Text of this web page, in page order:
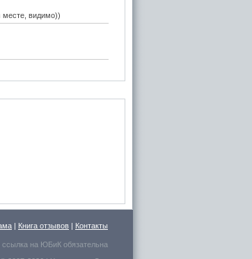
месте, видимо))
что это гриб в листьях
| Книга отзывов | Контакты
ссылка на ЮБиК обязательна